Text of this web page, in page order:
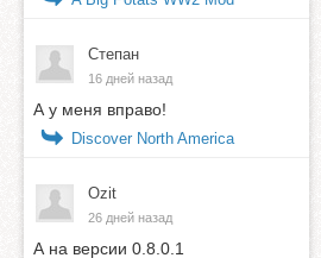
Степан
16 дней назад
А у меня вправо!
Discover North America
Ozit
26 дней назад
А на версии 0.8.0.1